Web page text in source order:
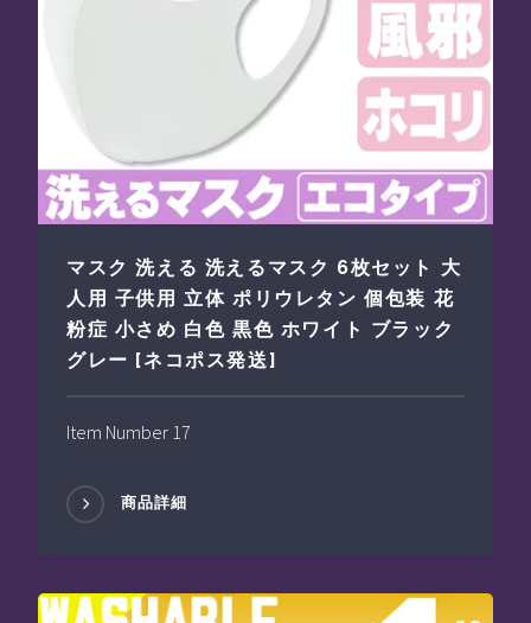
マスク 洗える 洗えるマスク 6枚セット 大
人用 子供用 立体 ポリウレタン 個包装 花
粉症 小さめ 白色 黒色 ホワイト ブラック
グレー [ネコポス発送]
Item Number 17
商品詳細